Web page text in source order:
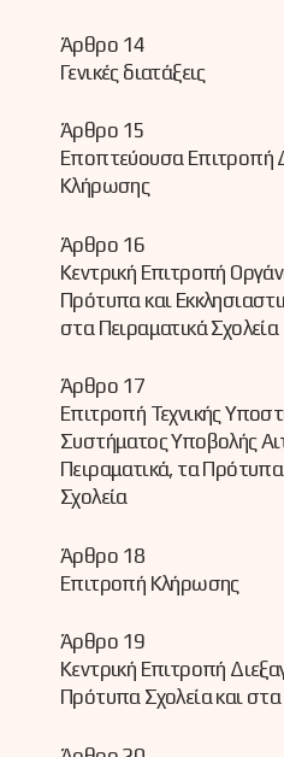
Άρθρο 14
Γενικές διατάξεις
Άρθρο 15
Εποπτεύουσα Επιτροπή
Κλήρωσης
Άρθρο 16
Κεντρική Επιτροπή
Πρότυπα και
στα Πειραματικά Σχολεία
Άρθρο 17
Επιτροπή Τεχνικής
Συστήματος Υποβολής
Πειραματικά, τα
Σχολεία
Άρθρο 18
Επιτροπή Κλήρωσης
Άρθρο 19
Κεντρική Επιτροπή
Πρότυπα Σχολεία και στα